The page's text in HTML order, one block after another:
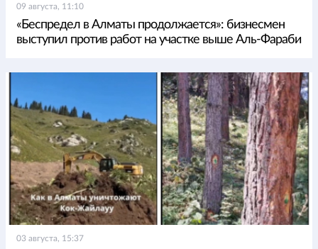
09 августа, 11:10
«Беспредел в Алматы продолжается»: бизнесмен
выступил против работ на участке выше Аль-Фараби
03 августа, 15:37